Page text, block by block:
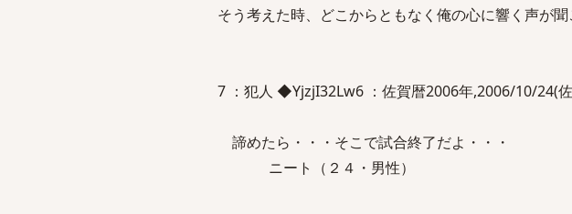
そう考えた時、どこからともなく俺の心に響く声が聞
7 ：犯人 ◆YjzjI32Lw6 ：佐賀暦2006年,2006/10/24(
諦めたら・・・そこで試合終了だよ・・・
ニート（２４・男性）